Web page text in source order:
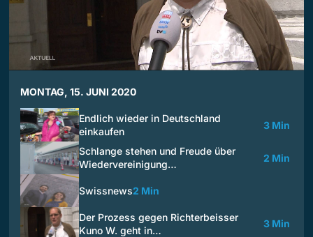
MONTAG, 15. JUNI 2020
Endlich wieder in Deutschland
einkaufen
3 Min
Schlange stehen und Freude über
Wiedervereinigung…
2 Min
Swissnews2 Min
Der Prozess gegen Richterbeisser
Kuno W. geht in…
3 Min